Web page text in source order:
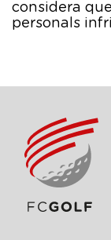
considera
personals